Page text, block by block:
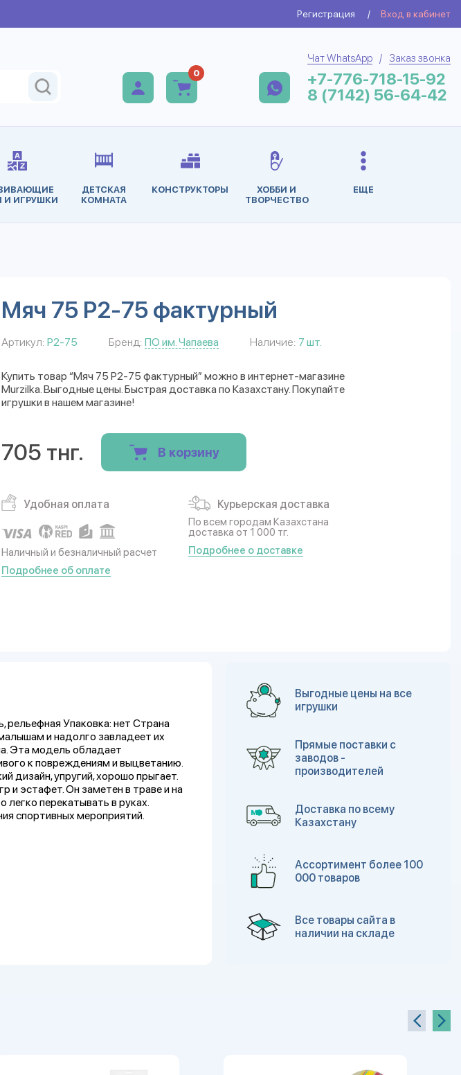
Регистрация / Вход в кабинет
0
Чат WhatsApp / Заказ звонка
+7-776-718-15-92
8 (7142) 56-64-42
И ИГРУШКИ
ДЕТСКАЯ
КОМНАТА
КОНСТРУКТОРЫ
ХОББИ И
ТВОРЧЕСТВО
ЕЩЕ
Мяч 75 Р2-75 фактурный
Артикул: Р2-75 Бренд: ПО им. Чапаева Наличие: 7 шт.
Купить товар “Мяч 75 Р2-75 фактурный” можно в интернет-магазине
Murzilka. Выгодные цены. Быстрая доставка по Казахстану. Покупайте
игрушки в нашем магазине!
705 тнг. В корзину
Удобная оплата
Наличный и безналичный расчет
Подробнее об оплате
Курьерская доставка
По всем городам Казахстана
доставка от 1 000 тг.
Подробнее о доставке
рельефная Упаковка: нет Страна
и надолго завладеет их
Эта модель обладает
к повреждениям и выцветанию.
дизайн, упругий, хорошо прыгает.
и эстафет. Он заметен в траве и на
легко перекатывать в руках.
спортивных мероприятий.
Выгодные цены на все
игрушки
Прямые поставки с
заводов -
производителей
Доставка по всему
Казахстану
Ассортимент более 100
000 товаров
Все товары сайта в
наличии на складе